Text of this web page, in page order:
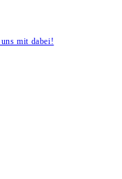
mit dabei!